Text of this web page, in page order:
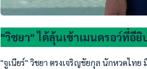
"วิชยา" ได้ลุ้นเข้าเมนดรอว์ที่อียิ
"จูเนียร์" วิชยา ตรงเจริญชัยกุล นักหวดไท